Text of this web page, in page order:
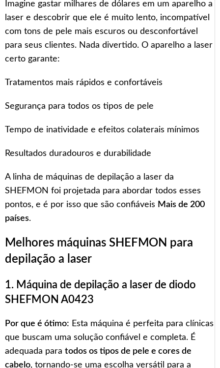
Imagine gastar milhares de dólares em um aparelho a
laser e descobrir que ele é muito lento, incompatível
com tons de pele mais escuros ou desconfortável
para seus clientes. Nada divertido. O aparelho a laser
certo garante:
Tratamentos mais rápidos e confortáveis
Segurança para todos os tipos de pele
Tempo de inatividade e efeitos colaterais mínimos
Resultados duradouros e durabilidade
A linha de máquinas de depilação a laser da
SHEFMON foi projetada para abordar todos esses
pontos, e é por isso que são confiáveis Mais de 200
países.
Melhores máquinas SHEFMON para
depilação a laser
1. Máquina de depilação a laser de diodo
SHEFMON A0423
Por que é ótimo: Esta máquina é perfeita para clínicas
que buscam uma solução confiável e completa. É
adequada para todos os tipos de pele e cores de
cabelo, tornando-se uma escolha versátil para a